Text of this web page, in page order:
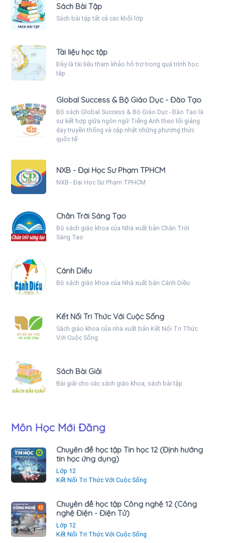
Sách Bài Tập
Sách bài tập tất cả các khối lớp
Tài liệu học tập
Đây là tài liệu tham khảo hỗ trợ trong quá trình học
tập
Global Success & Bộ Giáo Dục - Đào Tạo
Bộ sách Global Success & Bộ Giáo Dục - Đào Tạo là
sự kết hợp giữa ngôn ngữ Tiếng Anh theo lối giảng
dạy truyền thống và cập nhật những phương thức
quốc tế
NXB - Đại Học Sư Phạm TPHCM
NXB - Đại Học Sư Phạm TPHCM
Chân Trời Sáng Tạo
Bộ sách giáo khoa của Nhà xuất bản Chân Trời
Sáng Tạo
Cánh Diều
Bộ sách giáo khoa của Nhà xuất bản Cánh Diều
Kết Nối Tri Thức Với Cuộc Sống
Sách giáo khoa của nhà xuất bản Kết Nối Tri Thức
Với Cuộc Sống
Sách Bài Giải
Bài giải cho các sách giáo khoa, sách bài tập
Môn Học Mới Đăng
Chuyên đề học tập Tin học 12 (Định hướng
tin học ứng dụng)
Lớp 12
Kết Nối Tri Thức Với Cuộc Sống
Chuyên đề học tập Công nghệ 12 (Công
nghệ Điện - Điện Tử)
Lớp 12
Kết Nối Tri Thức Với Cuộc Sống